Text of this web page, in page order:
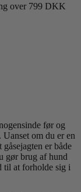
over 799 DKK
før og
om du er en
er både
gør brug af hund
til at forholde sig i